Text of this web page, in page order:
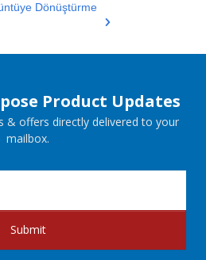
Dönüştürme
Product Updates
& offers directly delivered to your
mailbox.
Submit